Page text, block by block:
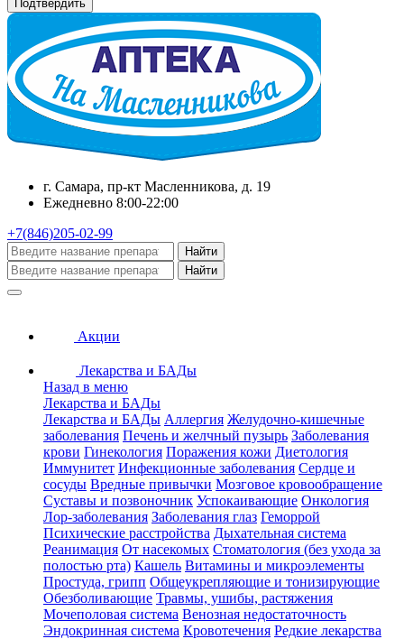
г. Самара, пр-кт Масленникова, д. 19
Ежедневно 8:00-22:00
+7(846)205-02-99
Найти
Найти
Акции
Лекарства и БАДы
Назад в меню
Лекарства и БАДы
Лекарства и БАДы Аллергия Желудочно-кишечные
заболевания Печень и желчный пузырь Заболевания
крови Гинекология Поражения кожи Диетология
Иммунитет Инфекционные заболевания Сердце и
сосуды Вредные привычки Мозговое кровообращение
Суставы и позвоночник Успокаивающие Онкология
Лор-заболевания Заболевания глаз Геморрой
Психические расстройства Дыхательная система
Реанимация От насекомых Стоматология (без ухода за
полостью рта) Кашель Витамины и микроэлементы
Простуда, грипп Общеукрепляющие и тонизирующие
Обезболивающие Травмы, ушибы, растяжения
Мочеполовая система Венозная недостаточность
Эндокринная система Кровотечения Редкие лекарства